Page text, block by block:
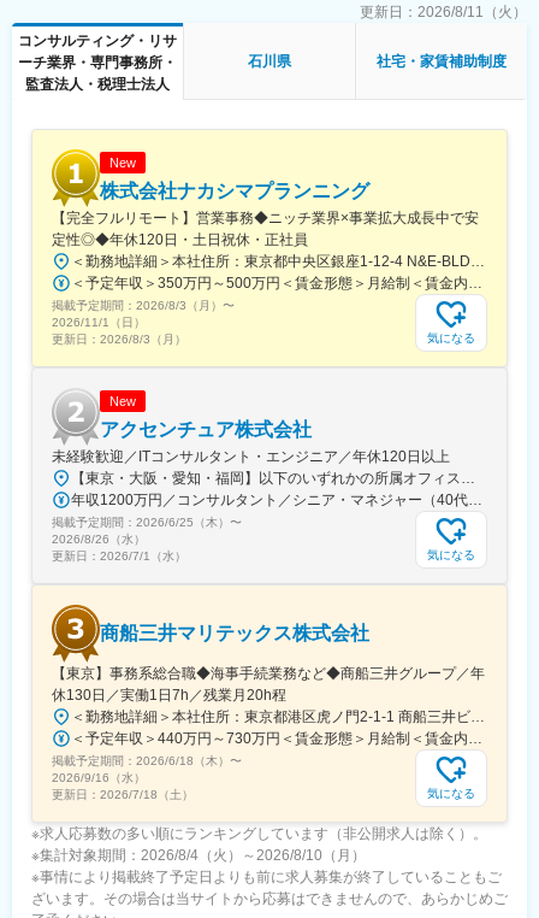
更新日： 2026/8/11（火）
コンサルティング・リサ
ーチ業界・専門事務所・
監査法人・税理士法人
石川県 社宅・家賃補助制度
New
株式会社ナカシマプランニング
【完全フルリモート】営業事務◆ニッチ業界×事業拡大成長中で安
定性◎◆年休120日・土日祝休・正社員
掲載予定期間： 2026/8/3（月） 〜
2026/11/1（日）
更新日： 2026/8/3（月） 気になる
New
アクセンチュア株式会社
未経験歓迎／ITコンサルタント・エンジニア／年休120日以上
掲載予定期間： 2026/6/25（木） 〜
2026/8/26（水）
更新日： 2026/7/1（水） 気になる
商船三井マリテックス株式会社
【東京】事務系総合職◆海事手続業務など◆商船三井グループ／年
休130日／実働1日7h／残業月20h程
掲載予定期間： 2026/6/18（木） 〜
2026/9/16（水）
更新日： 2026/7/18（土） 気になる
※求人応募数の多い順にランキングしています（非公開求人は除く）。
※集計対象期間：2026/8/4（火）～2026/8/10（月）
※事情により掲載終了予定日よりも前に求人募集が終了していることもご
ざいます。その場合は当サイトから応募はできませんので、あらかじめご